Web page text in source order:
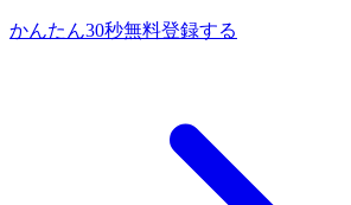
かんたん30秒無料登録する